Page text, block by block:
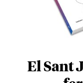
El Sant